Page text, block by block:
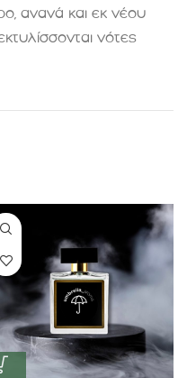
ανανά και εκ νέου
νότες